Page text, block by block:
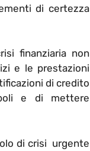
di certezza
finanziaria non
e le prestazioni
di credito
e di mettere
di crisi urgente